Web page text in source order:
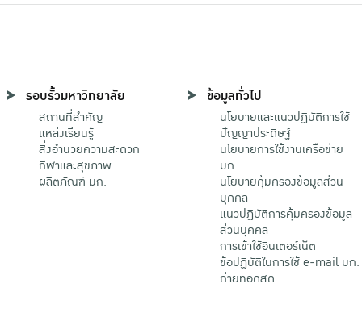
รอบรั้วมหาวิทยาลัย
สถานที่สำคัญ
แหล่งเรียนรู้
สิ่งอำนวยความสะดวก
กีฬาและสุขภาพ
ผลิตภัณฑ์ มก.
ข้อมูลทั่วไป
นโยบายและแนวปฏิบัติการใช้
ปัญญาประดิษฐ์
นโยบายการใช้งานเครือข่าย
มก.
นโยบายคุ้มครองข้อมูลส่วน
บุคคล
แนวปฏิบัติการคุ้มครองข้อมูล
ส่วนบุคคล
การเข้าใช้อินเตอร์เน็ต
ข้อปฏิบัติในการใช้ e-mail มก.
ถ่ายทอดสด